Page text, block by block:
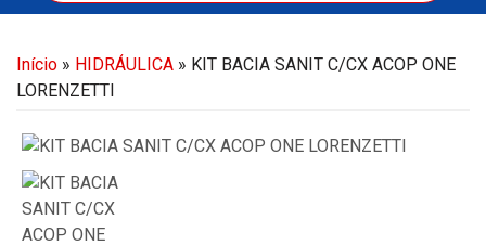
Início » HIDRÁULICA » KIT BACIA SANIT C/CX ACOP ONE
LORENZETTI